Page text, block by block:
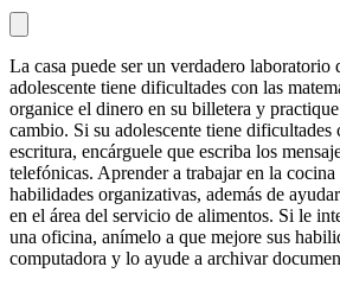
La casa puede ser un verdadero laboratorio
adolescente tiene dificultades con las
organice el dinero en su billetera y
cambio. Si su adolescente tiene dificultades
escritura, encárguele que escriba los
telefónicas. Aprender a trabajar en la
habilidades organizativas, además de
en el área del servicio de alimentos. Si le
una oficina, anímelo a que mejore sus
computadora y lo ayude a archivar